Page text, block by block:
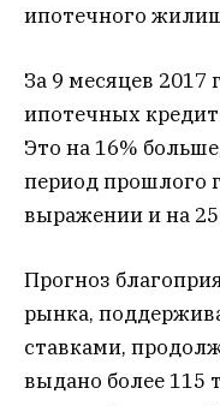
ипотечного
За 9 месяцев 2017
ипотечных
Это на 16%
период прошлого
выражении и на
Прогноз
рынка,
ставками,
выдано более 115